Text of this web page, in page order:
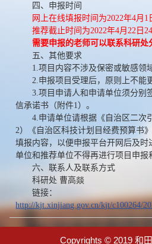
四、申报时间
网上在线填报时间为2022年4月 1
推荐截止时间为2022年4月22 日
需要申报的老师可以联系科研处
五、其他要求
1.项目内容不涉及保密或敏感领
2.申报项目受理后，原则上不能
3.项目申请人和申请单位须分别
信承诺书（附件1）。
4.申请单位请根据《自治区二次
2）《自治区科技计划目经费预算书
填报内容，以便申报平台开网后及时
单位和推荐单位不得再进行项目申报
六、联系人及联系方式
科研处 曹高燚
链接：
http://kjt.xinjiang.gov.cn/kjt/c100264/
Copyrights © 2019 和